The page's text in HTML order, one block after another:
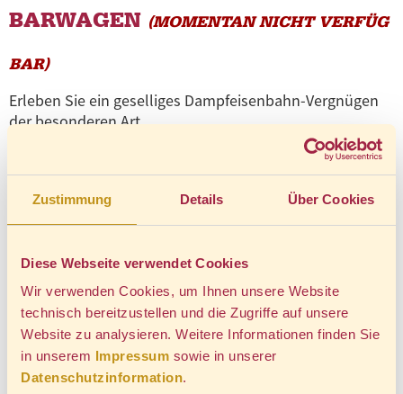
Zustimmung Details Über Cookies
Diese Webseite verwendet Cookies
Wir verwenden Cookies, um Ihnen unsere Website
technisch bereitzustellen und die Zugriffe auf unsere
Website zu analysieren. Weitere Informationen finden Sie
in unserem Impressum sowie in unserer
Datenschutzinformation.
BARWAGEN (MOMENTAN NICHT VERFÜG
BAR)
Erleben Sie ein geselliges Dampfeisenbahn-Vergnügen
der besonderen Art.
Für eine ganze besondere Atmosphäre in Ihrem
Charterzug kann unser Barwagen sorgen.
Meist ist er im Einsatz bei unseren Sonderzügen zuFaust
auf dem Brocken – RocktheaternachGoethe.Gern
Charterzug mieten. Er eignet sich besonders zur
Versorgung größerer oder auch kleinerer Gruppen und
verfügt über einen Tresen sowie einer großen Anrichte
für Buffets oder ähnliches. Die Anrichte bietet viel Platz
und ist ebenso mit verschließbaren Unterschränken
ausgestattet.